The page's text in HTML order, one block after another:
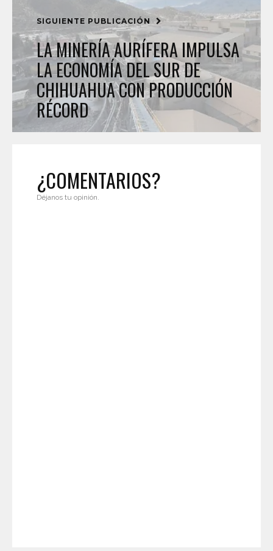
SIGUIENTE PUBLICACIÓN
LA MINERÍA AURÍFERA IMPULSA
LA ECONOMÍA DEL SUR DE
CHIHUAHUA CON PRODUCCIÓN
RÉCORD
¿COMENTARIOS?
Déjanos tu opinión.